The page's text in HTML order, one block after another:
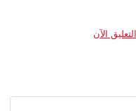
التعليق الآن